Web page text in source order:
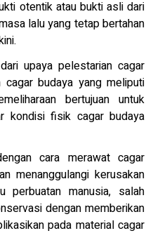
otentik atau bukti asli dari
lalu yang tetap bertahan
upaya pelestarian cagar
cagar budaya yang meliputi
bertujuan untuk
kondisi fisik cagar budaya
cara merawat cagar
menanggulangi kerusakan
perbuatan manusia, salah
dengan memberikan
pada material cagar